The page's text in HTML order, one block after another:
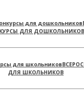
ДЛЯ ДОШКОЛЬНИКОВ
ДЛЯ ШКОЛЬНИКОВ